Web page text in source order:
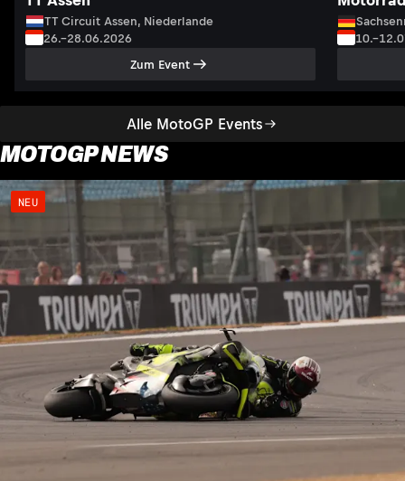
Alle MotoGP Events
TT Circuit Assen, Niederlande
26.–28.06.2026
Zum Event
MOTOGP NEWS
NEU